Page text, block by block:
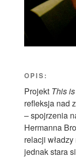
OPIS:
Projekt This
refleksja nad
– spojrzenia
Hermanna
relacji
jednak stara